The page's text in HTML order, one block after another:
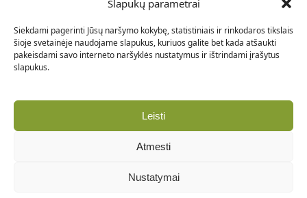
Slapukų parametrai
Siekdami pagerinti Jūsų naršymo kokybę, statistiniais ir rinkodaros tikslais
šioje svetainėje naudojame slapukus, kuriuos galite bet kada atšaukti
pakeisdami savo interneto naršyklės nustatymus ir ištrindami įrašytus
slapukus.
Leisti
Atmesti
Nustatymai
l
e
a
INFORMACIJA PIRKĖJUI
REKVIZITAI
Copyright © 2024 Optika vizija. Visos teises saugomos